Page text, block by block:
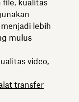
file, kualitas
lebih
mulus
video,
transfer